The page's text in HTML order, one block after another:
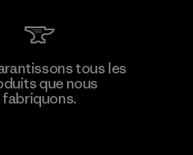
Inc. tous les
que nous
fabriquons.